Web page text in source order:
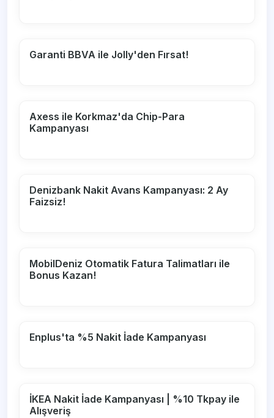
Garanti BBVA ile Jolly'den Fırsat!
Axess ile Korkmaz'da Chip-Para
Kampanyası
Denizbank Nakit Avans Kampanyası: 2 Ay
Faizsiz!
MobilDeniz Otomatik Fatura Talimatları ile
Bonus Kazan!
Enplus'ta %5 Nakit İade Kampanyası
İKEA Nakit İade Kampanyası | %10 Tkpay ile
Alışveriş